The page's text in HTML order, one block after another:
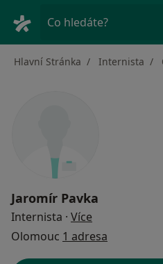
Co hledáte?
Hlavní Stránka Internista
Jaromír Pavka
Internista · Více
Olomouc 1 adresa